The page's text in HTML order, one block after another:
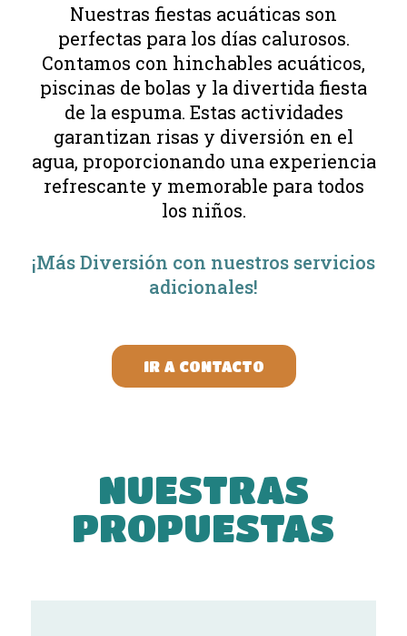
Nuestras fiestas acuáticas son
perfectas para los días calurosos.
Contamos con hinchables acuáticos,
piscinas de bolas y la divertida fiesta
de la espuma. Estas actividades
garantizan risas y diversión en el
agua, proporcionando una experiencia
refrescante y memorable para todos
los niños.
¡Más Diversión con nuestros servicios
adicionales!
IR A CONTACTO
NUESTRAS
PROPUESTAS